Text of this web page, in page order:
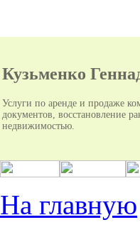
Кузьменко
Услуги по аренде и продаже
документов, восстановление
недвижимостью.
На главную